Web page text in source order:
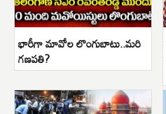
భారీగా మావోల లొంగుబాటు..మరి
గణపతి?